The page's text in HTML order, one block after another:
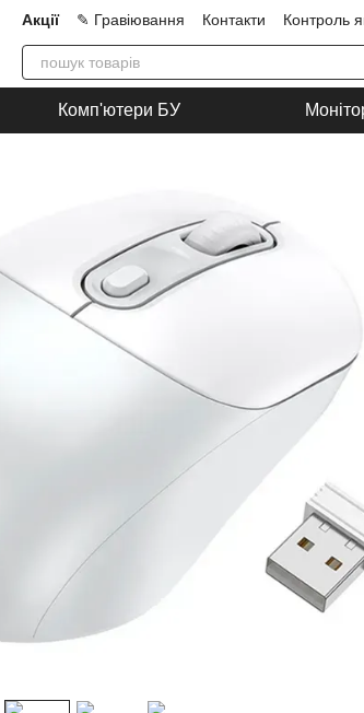
Акції ✎ Гравіювання Контакти Контроль
Про нас
Блог Співпраця Угода
Комп'ютери БУ